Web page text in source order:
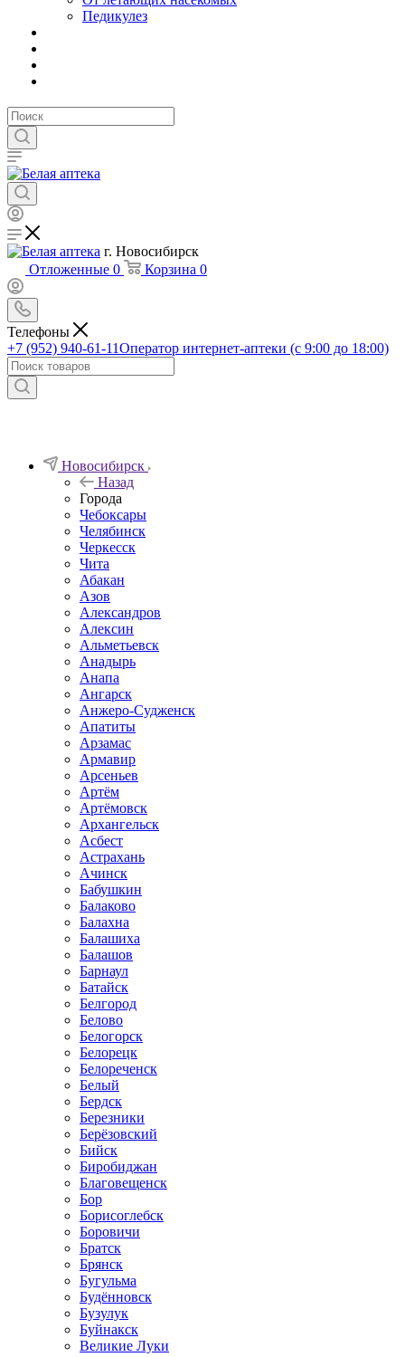
Педикулез
г. Новосибирск
Отложенные 0 Корзина 0
Телефоны
+7 (952) 940-61-11Оператор интернет-аптеки (с 9:00 до 18:00)
Новосибирск
Назад
Города
Чебоксары
Челябинск
Черкесск
Чита
Абакан
Азов
Александров
Алексин
Альметьевск
Анадырь
Анапа
Ангарск
Анжеро-Судженск
Апатиты
Арзамас
Армавир
Арсеньев
Артём
Артёмовск
Архангельск
Асбест
Астрахань
Ачинск
Бабушкин
Балаково
Балахна
Балашиха
Балашов
Барнаул
Батайск
Белгород
Белово
Белогорск
Белорецк
Белореченск
Белый
Бердск
Березники
Берёзовский
Бийск
Биробиджан
Благовещенск
Бор
Борисоглебск
Боровичи
Братск
Брянск
Бугульма
Будённовск
Бузулук
Буйнакск
Великие Луки